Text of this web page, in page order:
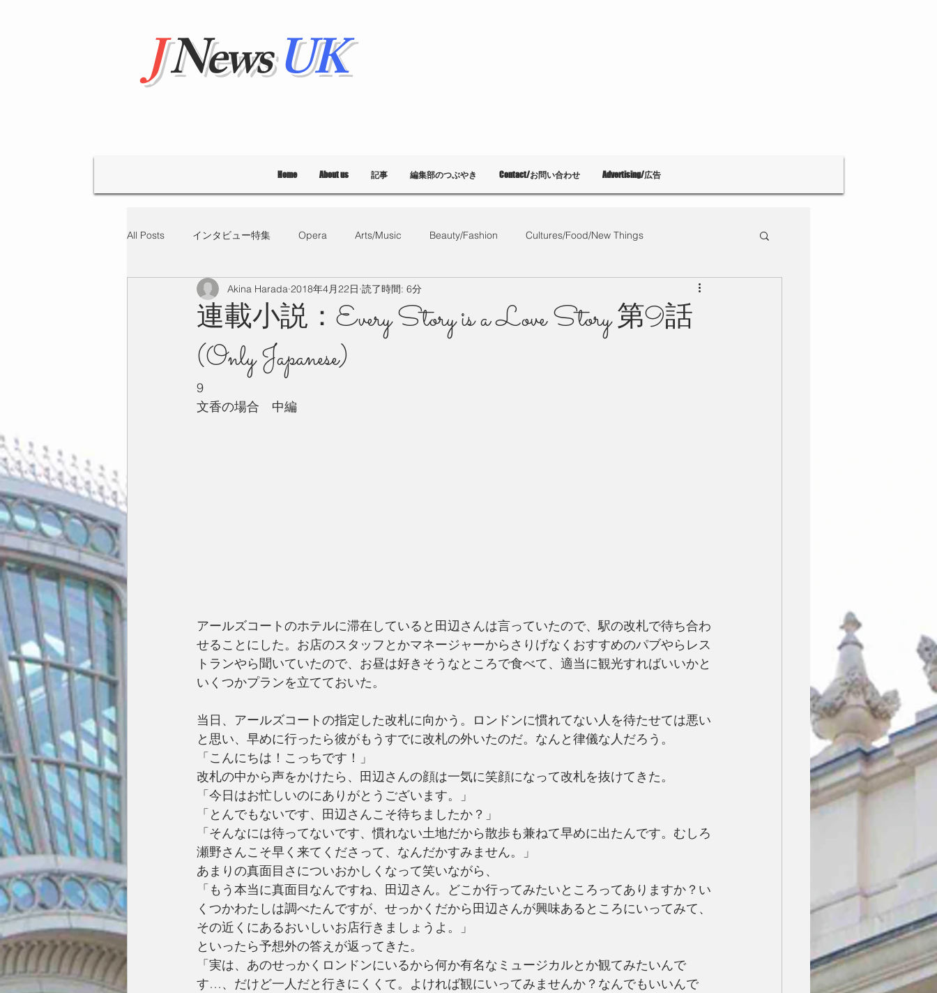
JNewsUK
Home About us 記事 編集部のつぶやき Contact/お問い合わせ Advertising/広告
All Posts インタビュー特集 Opera Arts/Music Beauty/Fashion Cultures/Food/New Things
"Hello' from Tokyo 連載 What's on? 教育
今月の一枚 占い 英国／欧州 News
連載小説：Every Story is a Love Story 第9話
(Only Japanese)
Akina Harada 2018年4月22日 読了時間: 6分
9
文香の場合　中編
アールズコートのホテルに滞在していると田辺さんは言っていたので、駅の改札で待ち合わ
せることにした。お店のスタッフとかマネージャーからさりげなくおすすめのパブやらレス
トランやら聞いていたので、お昼は好きそうなところで食べて、適当に観光すればいいかと
いくつかプランを立てておいた。
当日、アールズコートの指定した改札に向かう。ロンドンに慣れてない人を待たせては悪い
と思い、早めに行ったら彼がもうすでに改札の外いたのだ。なんと律儀な人だろう。
「こんにちは！こっちです！」
改札の中から声をかけたら、田辺さんの顔は一気に笑顔になって改札を抜けてきた。
「今日はお忙しいのにありがとうございます。」
「とんでもないです、田辺さんこそ待ちましたか？」
「そんなには待ってないです、慣れない土地だから散歩も兼ねて早めに出たんです。むしろ
瀬野さんこそ早く来てくださって、なんだかすみません。」
あまりの真面目さについおかしくなって笑いながら、
「もう本当に真面目なんですね、田辺さん。どこか行ってみたいところってありますか？い
くつかわたしは調べたんですが、せっかくだから田辺さんが興味あるところにいってみて、
その近くにあるおいしいお店行きましょうよ。」
といったら予想外の答えが返ってきた。
「実は、あのせっかくロンドンにいるから何か有名なミュージカルとか観てみたいんで
す…、だけど一人だと行きにくくて。よければ観にいってみませんか？なんでもいいんで